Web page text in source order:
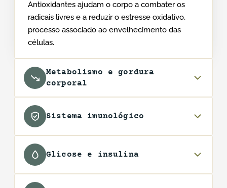
Antioxidantes ajudam o corpo a combater os
radicais livres e a reduzir o estresse oxidativo,
processo associado ao envelhecimento das
células.
Metabolismo e gordura
corporal
Sistema imunológico
Glicose e insulina